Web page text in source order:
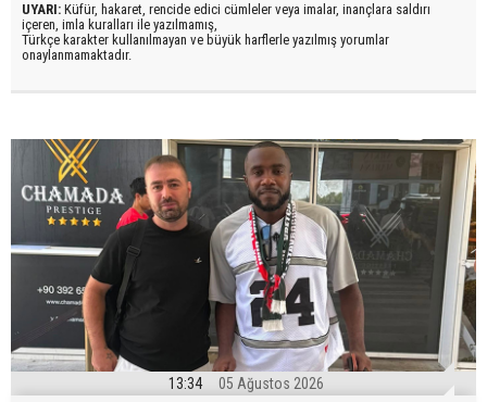
UYARI: Küfür, hakaret, rencide edici cümleler veya imalar, inançlara saldırı
içeren, imla kuralları ile yazılmamış,
Türkçe karakter kullanılmayan ve büyük harflerle yazılmış yorumlar
onaylanmamaktadır.
13:34 05 Ağustos 2026